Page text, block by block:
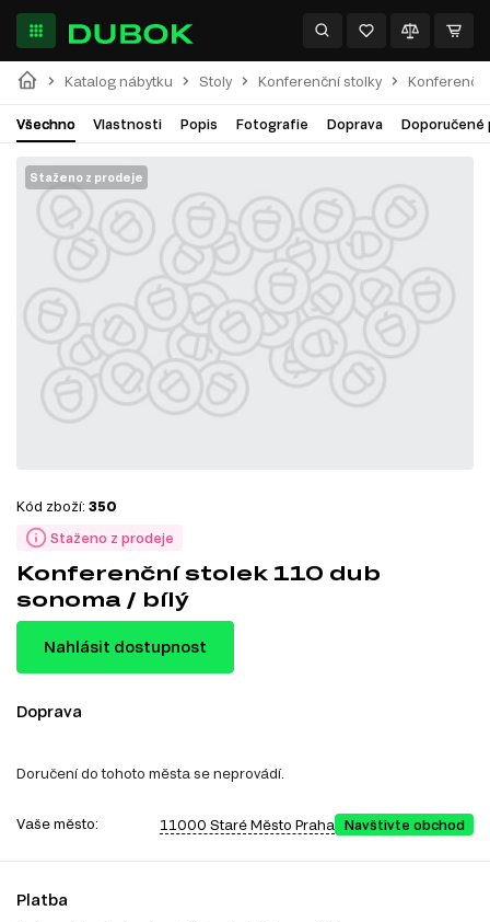
Katalog nábytku Stoly Konferenční stolky
Všechno Vlastnosti Popis Fotografie Doprava Doporučené
Staženo z prodeje
Staženo z prodeje
Kód zboží: 350
Konferenční stolek 110 dub
sonoma / bílý
Nahlásit dostupnost
Doprava
Doručení do tohoto města se neprovádí.
Vaše město: 11000 Staré Město Praha Navštivte obchod
Platba